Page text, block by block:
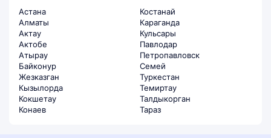
Астана
Алматы
Актау
Актобе
Атырау
Байконур
Жезказган
Кызылорда
Кокшетау
Конаев
Костанай
Караганда
Кульсары
Павлодар
Петропавловск
Семей
Туркестан
Темиртау
Талдыкорган
Тараз